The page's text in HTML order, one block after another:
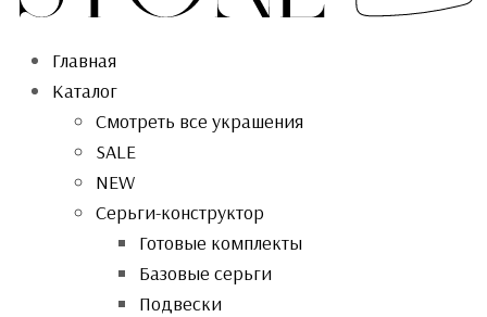
Главная
Каталог
Смотреть все украшения
SALE
NEW
Серьги-конструктор
Готовые комплекты
Базовые серьги
Подвески